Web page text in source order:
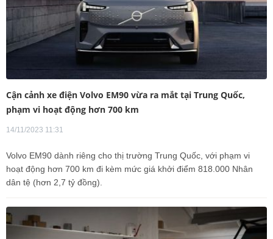
Cận cảnh xe điện Volvo EM90 vừa ra mắt tại Trung Quốc,
phạm vi hoạt động hơn 700 km
14/11/2023 11:31
Volvo EM90 dành riêng cho thị trường Trung Quốc, với phạm vi
hoạt động hơn 700 km đi kèm mức giá khởi điểm 818.000 Nhân
dân tệ (hơn 2,7 tỷ đồng).